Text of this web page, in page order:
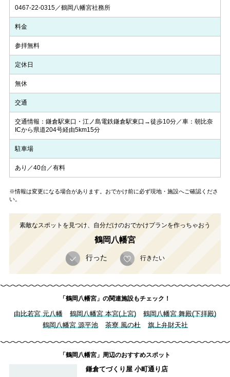
0467-22-0315／鶴岡八幡宮社務所
料金
参拝無料
定休日
無休
交通
交通情報：鎌倉駅東口・江ノ島電鉄鎌倉駅東口→徒歩10分／車：朝比奈
ICから県道204号経由5km15分
駐車場
あり／40台／有料
※情報は変更になる場合があります。おでかけ前に必ず現地・施設へご確認くださ
い。
素敵なスポットを見つけ、自分だけのおでかけプランを作っちゃおう
鶴岡八幡宮
行った 行きたい
「鶴岡八幡宮」の関連施設もチェック！
由比若宮 元八幡 鶴岡八幡宮 本宮(上宮)
鶴岡八幡宮 舞殿(下拝殿)
鶴岡八幡宮 源平池
茶寮 風の杜 旗上弁財天社
「鶴岡八幡宮」周辺のおすすめスポット
鎌倉てづくり屋 小町通り店